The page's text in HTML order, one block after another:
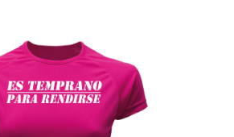
página
de
tiene
múltiples